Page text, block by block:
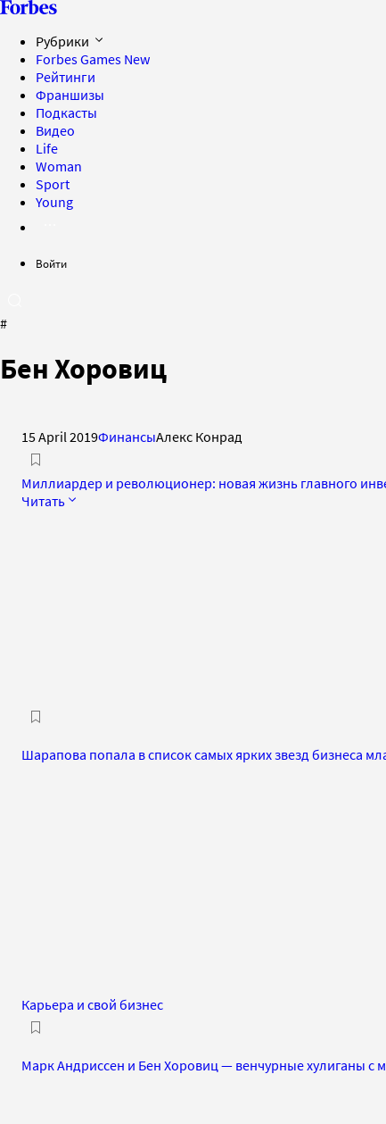
Рубрики
Forbes Games New
Рейтинги
Франшизы
Подкасты
Видео
Life
Woman
Sport
Young
Войти
#
Бен Хоровиц
15 April 2019ФинансыАлекс Конрад
Миллиардер и революционер: новая жизнь главного
Читать
Шарапова попала в список самых ярких звезд бизнеса
Карьера и свой бизнес
Марк Андриссен и Бен Хоровиц — венчурные хулиганы с